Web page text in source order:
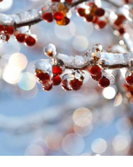
#ООС
#боротьба
з
корупцією
#гфс